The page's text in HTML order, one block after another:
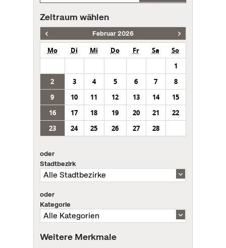
Zeitraum wählen
Februar 2026
Mo Di Mi Do Fr Sa
So
1
2
3 4 5 6 7
8
9
10 11 12 13 14
15
16
17 18 19 20 21
22
23
24 25 26 27 28
oder
Stadtbezirk
oder
Kategorie
Weitere Merkmale